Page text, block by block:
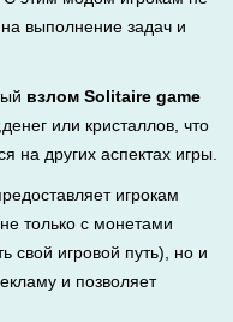
выполнение задач и
взлом Solitaire game
или кристаллов, что
на других аспектах игры.
игрокам
только с монетами
свой игровой путь), но и
и позволяет